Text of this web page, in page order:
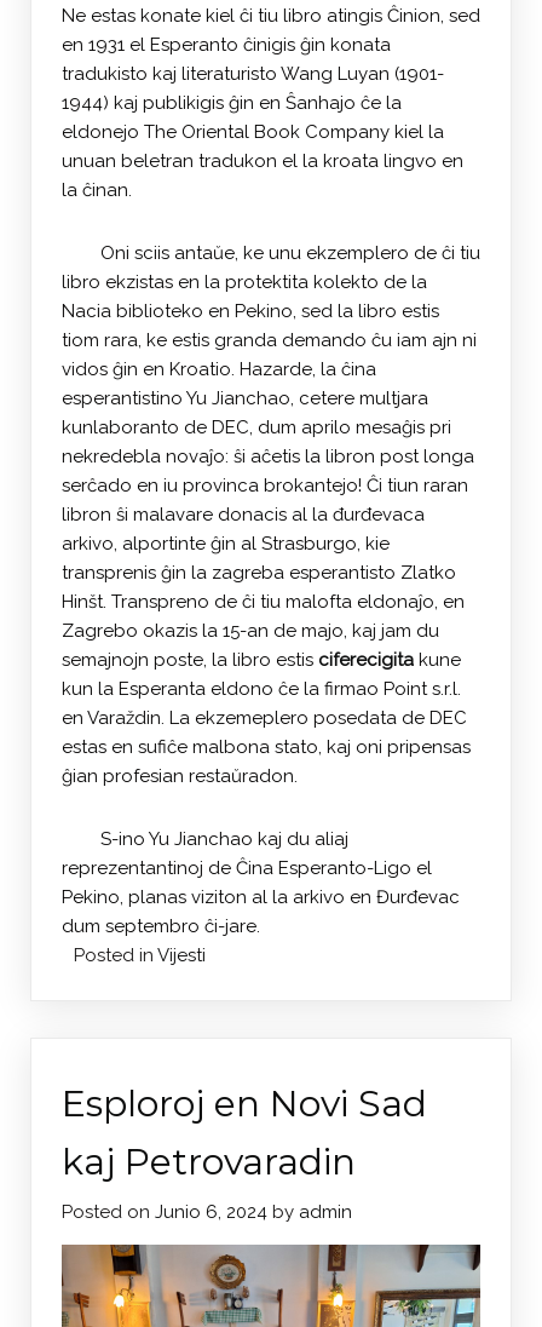
Ne estas konate kiel ĉi tiu libro atingis Ĉinion, sed
en 1931 el Esperanto ĉinigis ĝin konata
tradukisto kaj literaturisto Wang Luyan (1901-
1944) kaj publikigis ĝin en Ŝanhajo ĉe la
eldonejo The Oriental Book Company kiel la
unuan beletran tradukon el la kroata lingvo en
la ĉinan.
Oni sciis antaŭe, ke unu ekzemplero de ĉi tiu
libro ekzistas en la protektita kolekto de la
Nacia biblioteko en Pekino, sed la libro estis
tiom rara, ke estis granda demando ĉu iam ajn ni
vidos ĝin en Kroatio. Hazarde, la ĉina
esperantistino Yu Jianchao, cetere multjara
kunlaboranto de DEC, dum aprilo mesaĝis pri
nekredebla novaĵo: ŝi aĉetis la libron post longa
serĉado en iu provinca brokantejo! Ĉi tiun raran
libron ŝi malavare donacis al la đurđevaca
arkivo, alportinte ĝin al Strasburgo, kie
transprenis ĝin la zagreba esperantisto Zlatko
Hinšt. Transpreno de ĉi tiu malofta eldonaĵo, en
Zagrebo okazis la 15-an de majo, kaj jam du
semajnojn poste, la libro estis ciferecigita kune
kun la Esperanta eldono ĉe la firmao Point s.r.l.
en Varaždin. La ekzemeplero posedata de DEC
estas en sufiĉe malbona stato, kaj oni pripensas
ĝian profesian restaŭradon.
S-ino Yu Jianchao kaj du aliaj
reprezentantinoj de Ĉina Esperanto-Ligo el
Pekino, planas viziton al la arkivo en Đurđevac
dum septembro ĉi-jare.
Posted in Vijesti
Esploroj en Novi Sad
kaj Petrovaradin
Posted on Junio 6, 2024 by admin